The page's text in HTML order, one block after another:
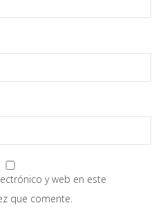
y web en este
que comente.